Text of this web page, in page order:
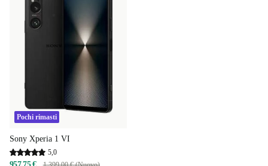
Pochi rimasti
Sony Xperia 1 VI
5,0